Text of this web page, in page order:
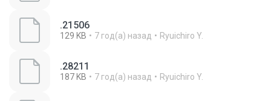
.21506
129 KB 7 год(а) назад Ryuichiro Y.
.28211
187 KB 7 год(а) назад Ryuichiro Y.